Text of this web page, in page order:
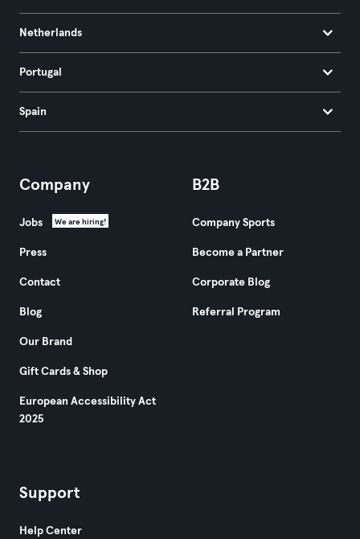
Netherlands
Portugal
Spain
Company
Jobs We are hiring!
Press
Contact
Blog
Our Brand
Gift Cards & Shop
European Accessibility Act
2025
B2B
Company Sports
Become a Partner
Corporate Blog
Referral Program
Support
Help Center